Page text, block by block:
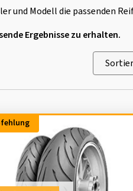
und Modell die passenden
Ergebnisse zu erhalten.